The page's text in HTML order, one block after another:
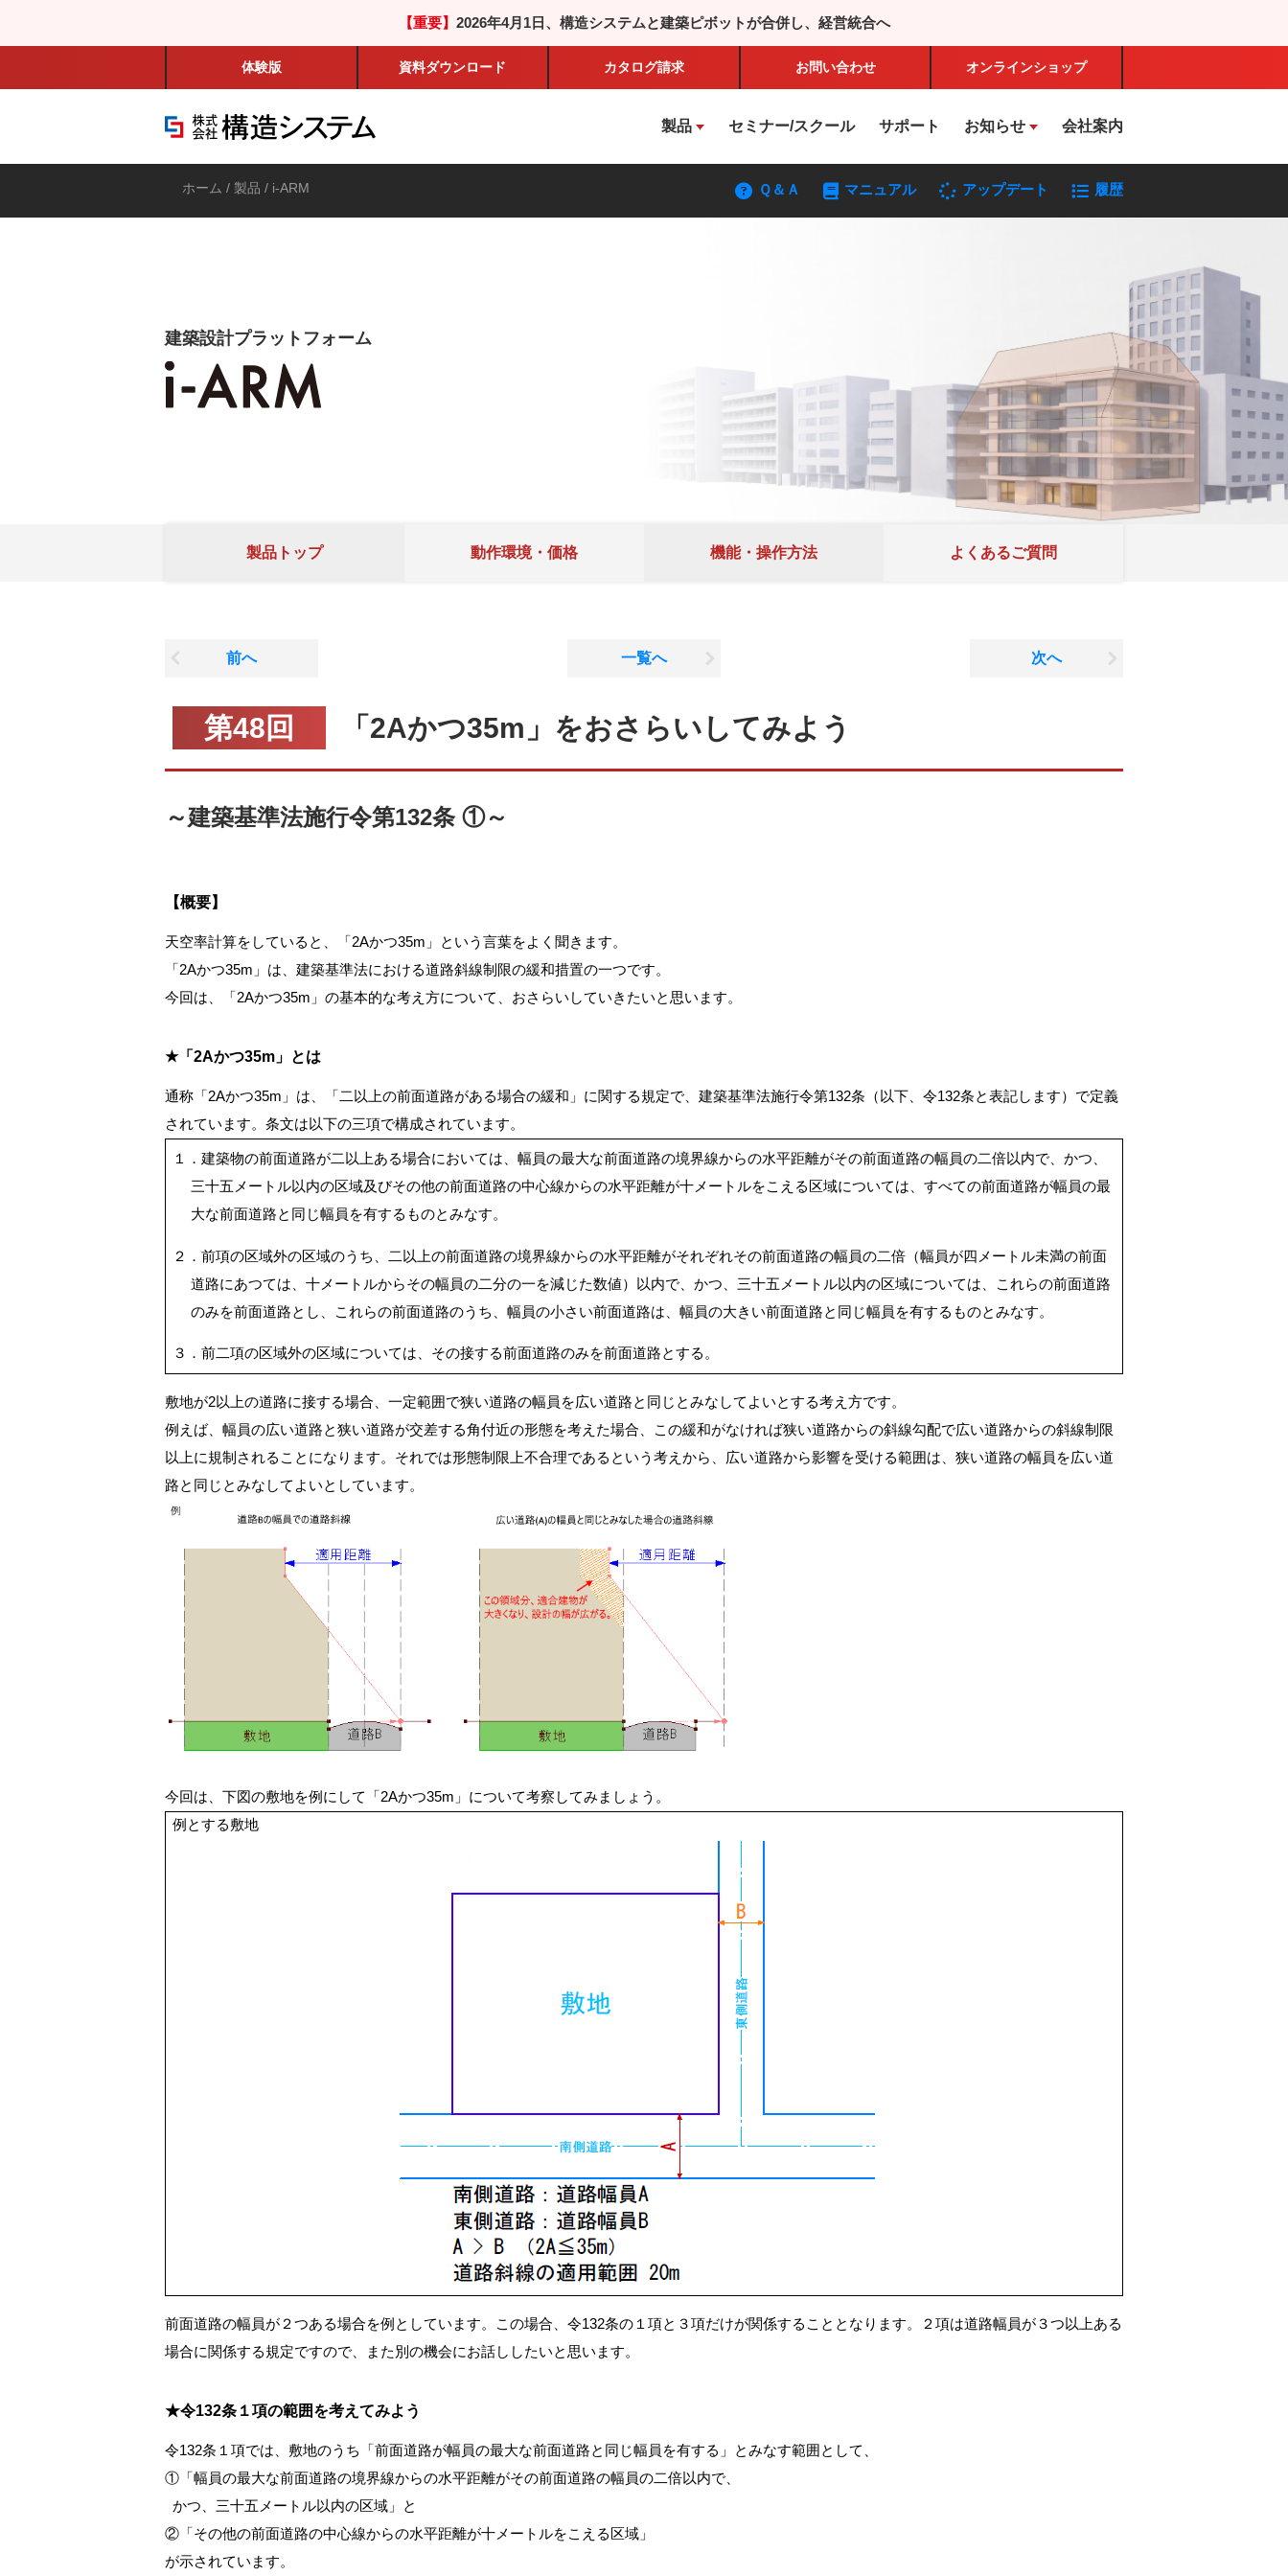
【重要】 2026年4月1日、構造システムと建築ピボットが合併し、経営統合へ
体験版 資料ダウンロード カタログ請求 お問い合わせ オンラインショップ
製品 セミナー/スクール サポート お知らせ 会社案内
ホーム / 製品 / i-ARM Ｑ＆Ａ マニュアル アップデート 履歴
建築設計プラットフォーム
製品トップ 動作環境・価格 機能・操作方法 よくあるご質問
前へ 一覧へ 次へ
第48回 「2Aかつ35m」をおさらいしてみよう
～建築基準法施行令第132条 ①～
【概要】
天空率計算をしていると、「2Aかつ35m」という言葉をよく聞きます。
「2Aかつ35m」は、建築基準法における道路斜線制限の緩和措置の一つです。
今回は、「2Aかつ35m」の基本的な考え方について、おさらいしていきたいと思います。
★「2Aかつ35m」とは
通称「2Aかつ35m」は、「二以上の前面道路がある場合の緩和」に関する規定で、建築基準法施行令第132条（以下、令132条と表記します）で定義
されています。条文は以下の三項で構成されています。
１．建築物の前面道路が二以上ある場合においては、幅員の最大な前面道路の境界線からの水平距離がその前面道路の幅員の二倍以内で、かつ、
三十五メートル以内の区域及びその他の前面道路の中心線からの水平距離が十メートルをこえる区域については、すべての前面道路が幅員の最
大な前面道路と同じ幅員を有するものとみなす。
２．前項の区域外の区域のうち、二以上の前面道路の境界線からの水平距離がそれぞれその前面道路の幅員の二倍（幅員が四メートル未満の前面
道路にあつては、十メートルからその幅員の二分の一を減じた数値）以内で、かつ、三十五メートル以内の区域については、これらの前面道路
のみを前面道路とし、これらの前面道路のうち、幅員の小さい前面道路は、幅員の大きい前面道路と同じ幅員を有するものとみなす。
３．前二項の区域外の区域については、その接する前面道路のみを前面道路とする。
敷地が2以上の道路に接する場合、一定範囲で狭い道路の幅員を広い道路と同じとみなしてよいとする考え方です。
例えば、幅員の広い道路と狭い道路が交差する角付近の形態を考えた場合、この緩和がなければ狭い道路からの斜線勾配で広い道路からの斜線制限
以上に規制されることになります。それでは形態制限上不合理であるという考えから、広い道路から影響を受ける範囲は、狭い道路の幅員を広い道
路と同じとみなしてよいとしています。
今回は、下図の敷地を例にして「2Aかつ35m」について考察してみましょう。
例とする敷地
前面道路の幅員が２つある場合を例としています。この場合、令132条の１項と３項だけが関係することとなります。２項は道路幅員が３つ以上ある
場合に関係する規定ですので、また別の機会にお話ししたいと思います。
★令132条１項の範囲を考えてみよう
令132条１項では、敷地のうち「前面道路が幅員の最大な前面道路と同じ幅員を有する」とみなす範囲として、
①「幅員の最大な前面道路の境界線からの水平距離がその前面道路の幅員の二倍以内で、
かつ、三十五メートル以内の区域」と
②「その他の前面道路の中心線からの水平距離が十メートルをこえる区域」
が示されています。